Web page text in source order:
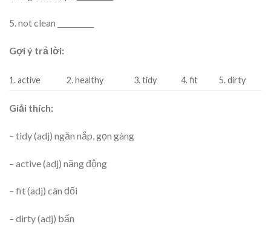
5. not clean __________
Gợi ý trả lời:
1. active 2. healthy 3. tidy 4. fit 5. dirty
Giải thích:
– tidy (adj) ngăn nắp, gọn gàng
– active (adj) năng động
– fit (adj) cân đối
– dirty (adj) bẩn